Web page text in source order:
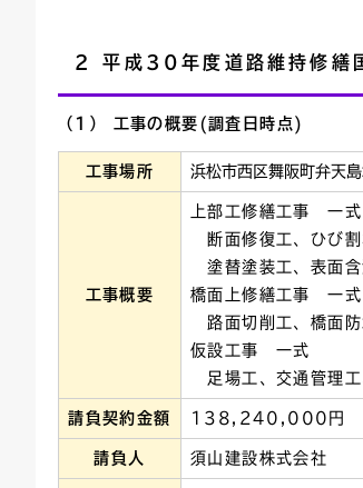
2 平成30年度道路維持修繕
（1） 工事の概要(調査日時点)
工事場所 浜松市西区舞阪町弁天
工事概要
上部工修繕工事 一式
断面修復工、ひび割
塗替塗装工、表面含
橋面上修繕工事 一式
路面切削工、橋面防
仮設工事 一式
足場工、交通管理工
請負契約金額 138,240,000円
請負人 須山建設株式会社